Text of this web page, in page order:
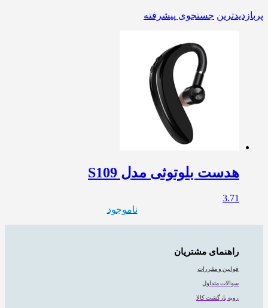
پربازدیدترین جستجوی پیشرفته
هدست بلوتوثی مدل S109
3.71
ناموجود
راهنمای مشتریان
قوانین و مقررات
سوالات متداول
رویه بازگشت کالا